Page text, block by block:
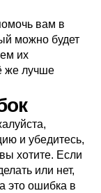
вам в
можно будет
их
же лучше
и убедитесь,
хотите. Если
или нет,
это ошибка в